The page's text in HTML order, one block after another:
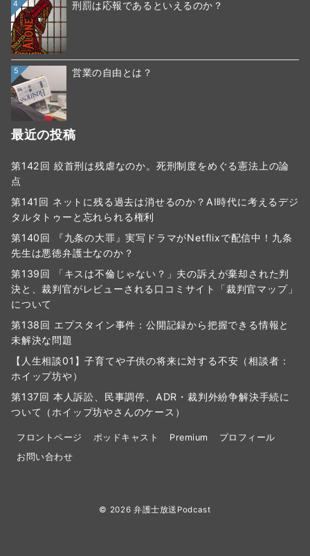
4 刑罰は応報であるといえるのか？
5 営業の自由とは？
最近の投稿
第142回 絞首刑は残虐なのか。死刑制度をめぐる憲法上の論
点
第141回 ネットに残る過去は消せるのか？AI時代に考えるデジ
タルタトゥーと忘れられる権利
第140回 『九条の大罪』実写ドラマがNetflixで配信中！九条
先生は悪徳弁護士なのか？
第139回 「キスは不倫じゃない？」夫の訴えが棄却された判
決と、裁判官がレビューされる口コミサイト「裁判官マップ」
について
第138回 エプスタイン事件：公開記録から把握できる情報と
未解決な問題
【人生相談01】子育てや子供の将来に対する不安（相談者：
ホイップ坊や）
第137回 本人訴訟、民事調停、ADR・裁判外紛争解決手続に
ついて（ホイップ坊やさんのケース）
フロントページ ポッドキャスト Premium
プロフィール
お問い合わせ
© 2026 弁護士放送Podcast